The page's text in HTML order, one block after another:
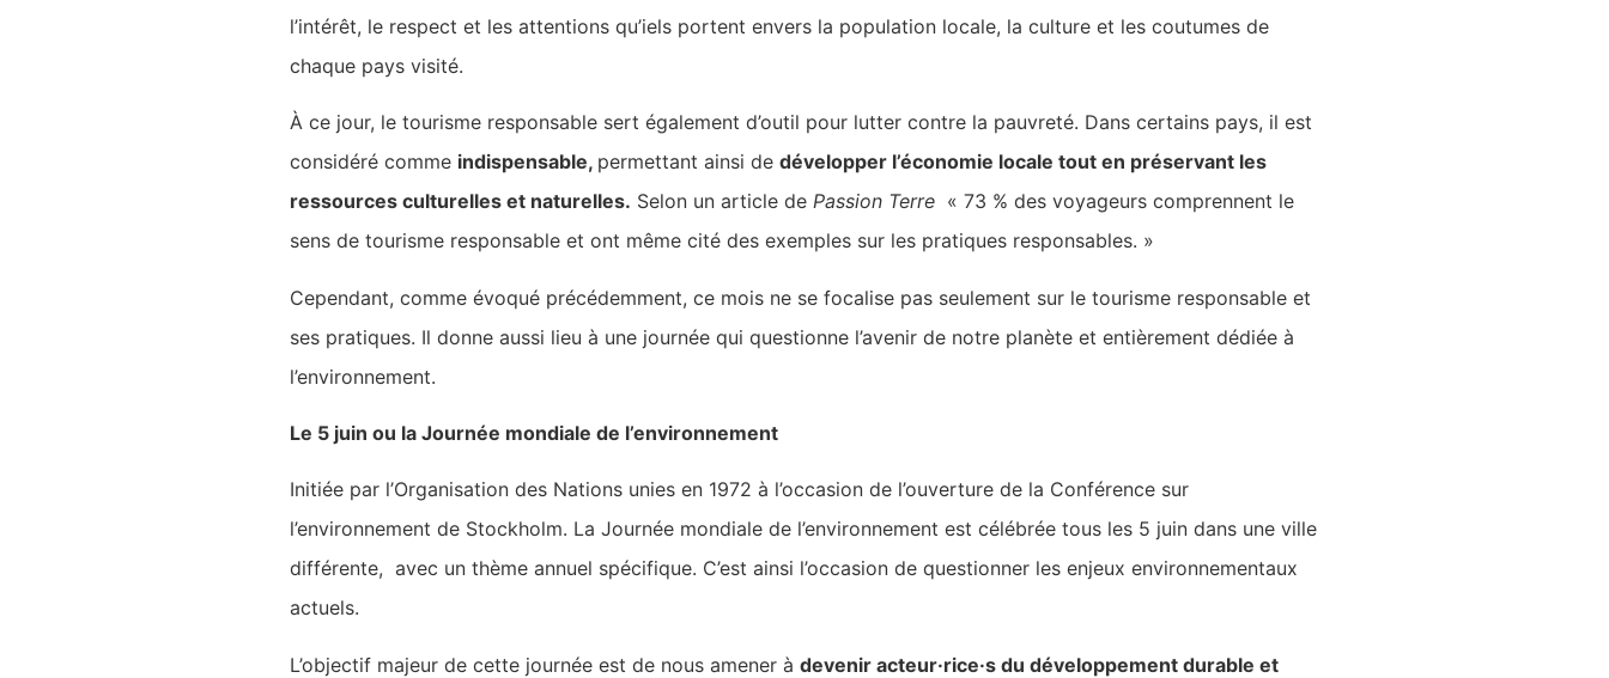
l’intérêt, le respect et les attentions qu’iels portent envers la population locale, la culture et les coutumes de
chaque pays visité.
À ce jour, le tourisme responsable sert également d’outil pour lutter contre la pauvreté. Dans certains pays, il est
considéré comme indispensable, permettant ainsi de développer l’économie locale tout en préservant les
ressources culturelles et naturelles. Selon un article de Passion Terre « 73 % des voyageurs comprennent le
sens de tourisme responsable et ont même cité des exemples sur les pratiques responsables. »
Cependant, comme évoqué précédemment, ce mois ne se focalise pas seulement sur le tourisme responsable et
ses pratiques. Il donne aussi lieu à une journée qui questionne l’avenir de notre planète et entièrement dédiée à
l’environnement.
Le 5 juin ou la Journée mondiale de l’environnement
Initiée par l’Organisation des Nations unies en 1972 à l’occasion de l’ouverture de la Conférence sur
l’environnement de Stockholm. La Journée mondiale de l’environnement est célébrée tous les 5 juin dans une ville
différente, avec un thème annuel spécifique. C’est ainsi l’occasion de questionner les enjeux environnementaux
actuels.
L’objectif majeur de cette journée est de nous amener à devenir acteur·rice·s du développement durable et